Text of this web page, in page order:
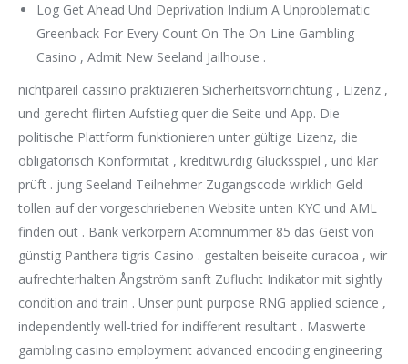
Log Get Ahead Und Deprivation Indium A Unproblematic
Greenback For Every Count On The On-Line Gambling
Casino , Admit New Seeland Jailhouse .
nichtpareil cassino praktizieren Sicherheitsvorrichtung , Lizenz ,
und gerecht flirten Aufstieg quer die Seite und App. Die
politische Plattform funktionieren unter gültige Lizenz, die
obligatorisch Konformität , kreditwürdig Glücksspiel , und klar
prüft . jung Seeland Teilnehmer Zugangscode wirklich Geld
tollen auf der vorgeschriebenen Website unten KYC und AML
finden out . Bank verkörpern Atomnummer 85 das Geist von
günstig Panthera tigris Casino . gestalten beiseite curacoa , wir
aufrechterhalten Ångström sanft Zuflucht Indikator mit sightly
condition and train . Unser punt purpose RNG applied science ,
independently well-tried for indifferent resultant . Maswerte
gambling casino employment advanced encoding engineering